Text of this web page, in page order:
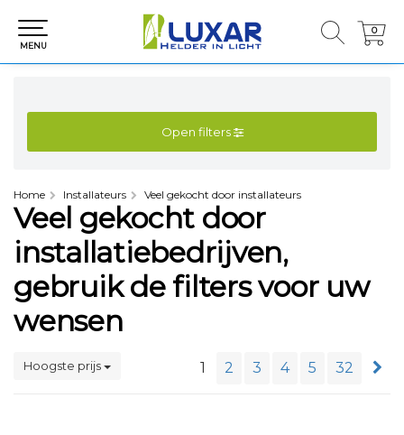
0
0
MENU
Open filters
Home Installateurs Veel gekocht door installateurs
Veel gekocht door
installatiebedrijven,
gebruik de filters voor uw
wensen
Hoogste prijs 1 2 3 4 5 32